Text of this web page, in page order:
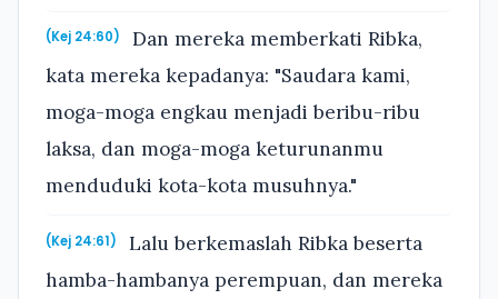
(Kej 24:60)
Dan mereka memberkati Ribka,
kata mereka kepadanya: "Saudara kami,
moga-moga engkau menjadi beribu-ribu
laksa, dan moga-moga keturunanmu
menduduki kota-kota musuhnya."
(Kej 24:61)
Lalu berkemaslah Ribka beserta
hamba-hambanya perempuan, dan mereka